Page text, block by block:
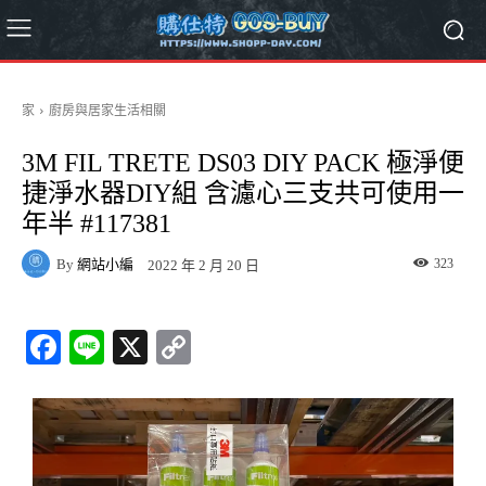
家 廚房與居家生活相關
3M FIL TRETE DS03 DIY PACK 極淨便
捷淨水器DIY組 含濾心三支共可使用一
年半 #117381
By 網站小編 2022 年 2 月 20 日 323
Fa
bo
ok
Li
X
y
Li